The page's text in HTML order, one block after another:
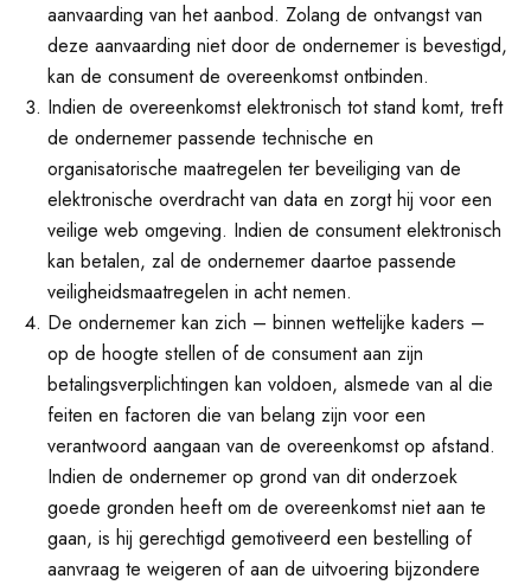
aanvaarding van het aanbod. Zolang de ontvangst van
deze aanvaarding niet door de ondernemer is bevestigd,
kan de consument de overeenkomst ontbinden.
Indien de overeenkomst elektronisch tot stand komt, treft
de ondernemer passende technische en
organisatorische maatregelen ter beveiliging van de
elektronische overdracht van data en zorgt hij voor een
veilige web omgeving. Indien de consument elektronisch
kan betalen, zal de ondernemer daartoe passende
veiligheidsmaatregelen in acht nemen.
De ondernemer kan zich – binnen wettelijke kaders –
op de hoogte stellen of de consument aan zijn
betalingsverplichtingen kan voldoen, alsmede van al die
feiten en factoren die van belang zijn voor een
verantwoord aangaan van de overeenkomst op afstand.
Indien de ondernemer op grond van dit onderzoek
goede gronden heeft om de overeenkomst niet aan te
gaan, is hij gerechtigd gemotiveerd een bestelling of
aanvraag te weigeren of aan de uitvoering bijzondere